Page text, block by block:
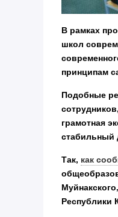
В рамках
школ
принципам
Подобные
грамотная
стабильный
Так, как
Республики